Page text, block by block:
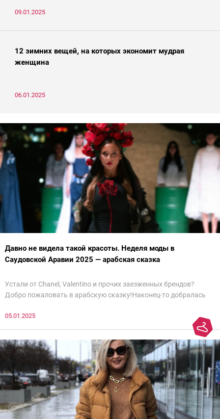
09.01.2025
12 зимних вещей, на которых экономит мудрая
женщина
06.01.2025
Давно не видела такой красоты. Неделя моды в
Саудовской Аравии 2025 — арабская сказка
Устали от Chanel, Valentino и прочих заезженных брендов?
Добро пожаловать в арабскую сказку!Наконец-то добралась
все и осталась под глубоким впечатлением. Национальный
невероятно красиво.Все стереотипы, какие были у меня насчет
арабских дизайнеров, рассеялись как дым. А столько красоты
сегодня сложно увидеть на других известных неделях
мод.Самое интересное сейчас покажу ?
05.01.2025